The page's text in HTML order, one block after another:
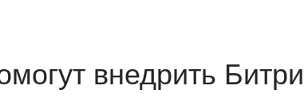
внедрить